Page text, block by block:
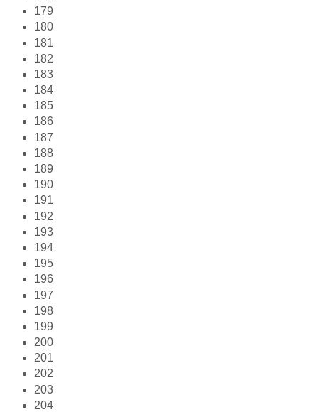
179
180
181
182
183
184
185
186
187
188
189
190
191
192
193
194
195
196
197
198
199
200
201
202
203
204